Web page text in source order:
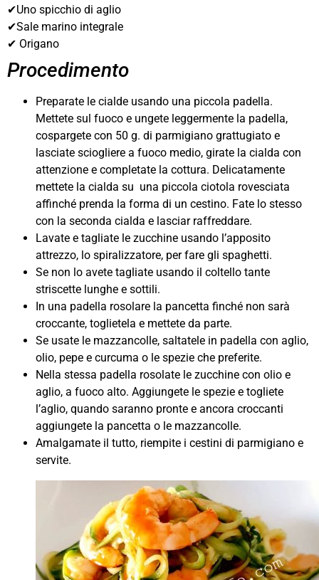
✔Uno spicchio di aglio
✔Sale marino integrale
✔ Origano
Procedimento
Preparate le cialde usando una piccola padella.
Mettete sul fuoco e ungete leggermente la padella,
cospargete con 50 g. di parmigiano grattugiato e
lasciate sciogliere a fuoco medio, girate la cialda con
attenzione e completate la cottura. Delicatamente
mettete la cialda su una piccola ciotola rovesciata
affinché prenda la forma di un cestino. Fate lo stesso
con la seconda cialda e lasciar raffreddare.
Lavate e tagliate le zucchine usando l’apposito
attrezzo, lo spiralizzatore, per fare gli spaghetti.
Se non lo avete tagliate usando il coltello tante
striscette lunghe e sottili.
In una padella rosolare la pancetta finché non sarà
croccante, toglietela e mettete da parte.
Se usate le mazzancolle, saltatele in padella con aglio,
olio, pepe e curcuma o le spezie che preferite.
Nella stessa padella rosolate le zucchine con olio e
aglio, a fuoco alto. Aggiungete le spezie e togliete
l’aglio, quando saranno pronte e ancora croccanti
aggiungete la pancetta o le mazzancolle.
Amalgamate il tutto, riempite i cestini di parmigiano e
servite.